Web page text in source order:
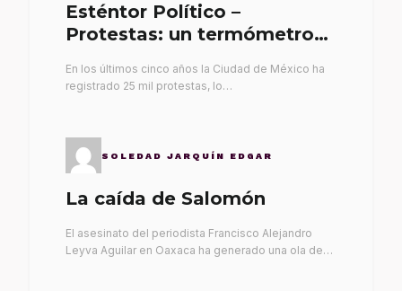
Esténtor Político –
Protestas: un termómetro
En los últimos cinco años la Ciudad de México ha
registrado 25 mil protestas, lo…
SOLEDAD JARQUÍN EDGAR
La caída de Salomón
El asesinato del periodista Francisco Alejandro
Leyva Aguilar en Oaxaca ha generado una ola de…